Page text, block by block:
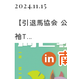
2024.11.15
【引退馬協会
袖T...